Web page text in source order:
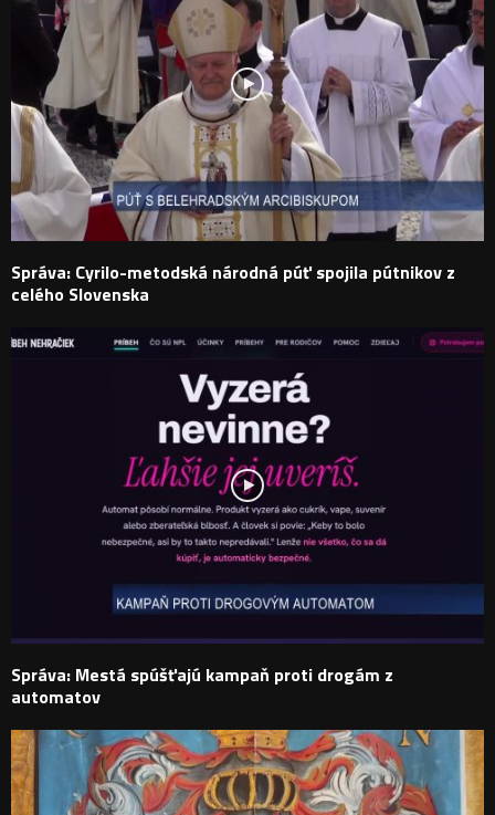
Správa: Cyrilo-metodská národná púť spojila pútnikov z
celého Slovenska
Správa: Mestá spúšťajú kampaň proti drogám z
automatov